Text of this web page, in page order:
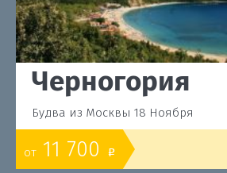
Черногория
Будва из Москвы 18 Ноября
от 11 700 o